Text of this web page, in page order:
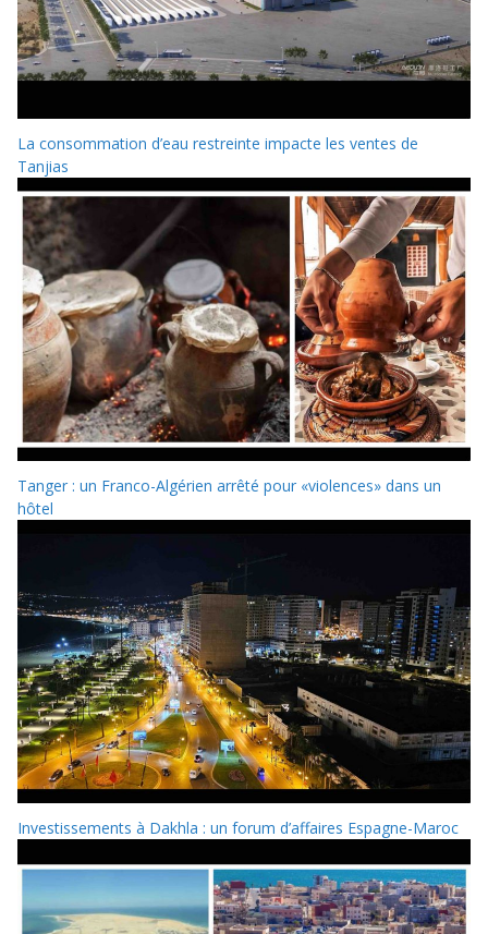
La consommation d’eau restreinte impacte les ventes de
Tanjias
Tanger : un Franco-Algérien arrêté pour «violences» dans un
hôtel
Investissements à Dakhla : un forum d’affaires Espagne-Maroc